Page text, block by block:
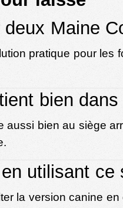
Maine
pratique pour les
bien
bien au siège
utilisant
la version canine en